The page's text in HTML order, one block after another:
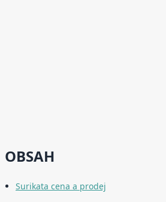
OBSAH
Surikata cena a prodej